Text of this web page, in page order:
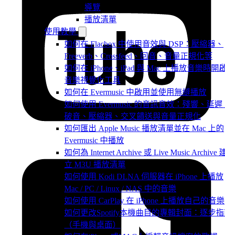
導覽
播放清單
使用教學
如何在 Flacbox 中使用音效與 DSP：壓縮器、
Freeverb、Crossfeed、回音、音量正規化等
如何在 iPhone、iPad 與 Mac 上播放音樂時開
音樂視覺化工具
如何在 Evermusic 中啟用並使用無縫播放
如何使用 Evermusic 的音訊音效：殘響、延遲
破音、壓縮器、交叉饋送與音量正規化
如何匯出 Apple Music 播放清單並在 Mac 上的
Evermusic 中播放
如何為 Internet Archive 或 Live Music Archive
立 M3U 播放清單
如何使用 Kodi DLNA 伺服器在 iPhone 上播放
Mac / PC / Linux / NAS 中的音樂
如何使用 CarPlay 在 iPhone 上播放自己的音樂
如何更改Spotify本機曲目的專輯封面：逐步
（手機與桌面）